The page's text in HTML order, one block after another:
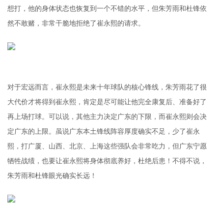
想打，他的身体状态也恢复到一个不错的水平，但朱芳雨和杜锋依
然不敢赌，非常干脆地拒绝了崔永熙的请求。
对于宏远而言，崔永熙是未来十年球队的核心锋线，朱芳雨花了很
大代价才将得到崔永熙，肯定是尽可能让他完全康复后、准备好了
再上场打球。可以说，其他主力决定广东的下限，而崔永熙则会决
定广东的上限。虽说广东本土锋线阵容厚度确实不足，少了崔永
熙，打广厦、山西、北京、上海这些强队会非常吃力，但广东宁愿
牺牲战绩，也要让崔永熙将身体彻底养好，杜绝后患！不得不说，
朱芳雨和杜锋眼光确实长远！